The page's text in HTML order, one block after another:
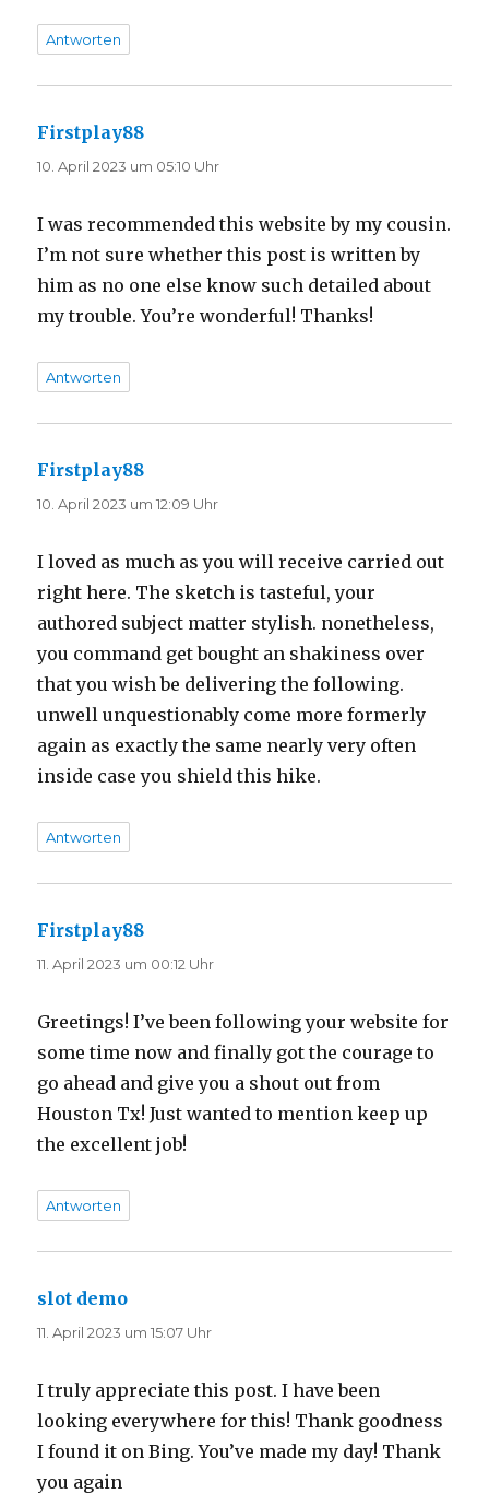
Antworten
Firstplay88
10. April 2023 um 05:10 Uhr
I was recommended this website by my cousin.
I’m not sure whether this post is written by
him as no one else know such detailed about
my trouble. You’re wonderful! Thanks!
Antworten
Firstplay88
10. April 2023 um 12:09 Uhr
I loved as much as you will receive carried out
right here. The sketch is tasteful, your
authored subject matter stylish. nonetheless,
you command get bought an shakiness over
that you wish be delivering the following.
unwell unquestionably come more formerly
again as exactly the same nearly very often
inside case you shield this hike.
Antworten
Firstplay88
11. April 2023 um 00:12 Uhr
Greetings! I’ve been following your website for
some time now and finally got the courage to
go ahead and give you a shout out from
Houston Tx! Just wanted to mention keep up
the excellent job!
Antworten
slot demo
11. April 2023 um 15:07 Uhr
I truly appreciate this post. I have been
looking everywhere for this! Thank goodness
I found it on Bing. You’ve made my day! Thank
you again